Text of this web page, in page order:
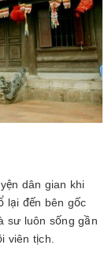
dân gian khi
lại đến bên gốc
sư luôn sống gần
viên tịch.